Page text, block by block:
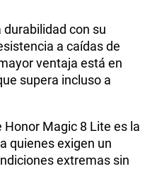
con su
a caídas de
ventaja está en
supera incluso a
Magic 8 Lite es la
quienes exigen un
extremas sin